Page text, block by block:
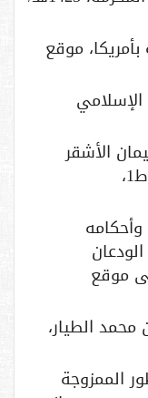
موقع
الأشقر
وآخرون، دار النفائس، الأردن، ط1،
موقع
الطيار،
الممزوجة